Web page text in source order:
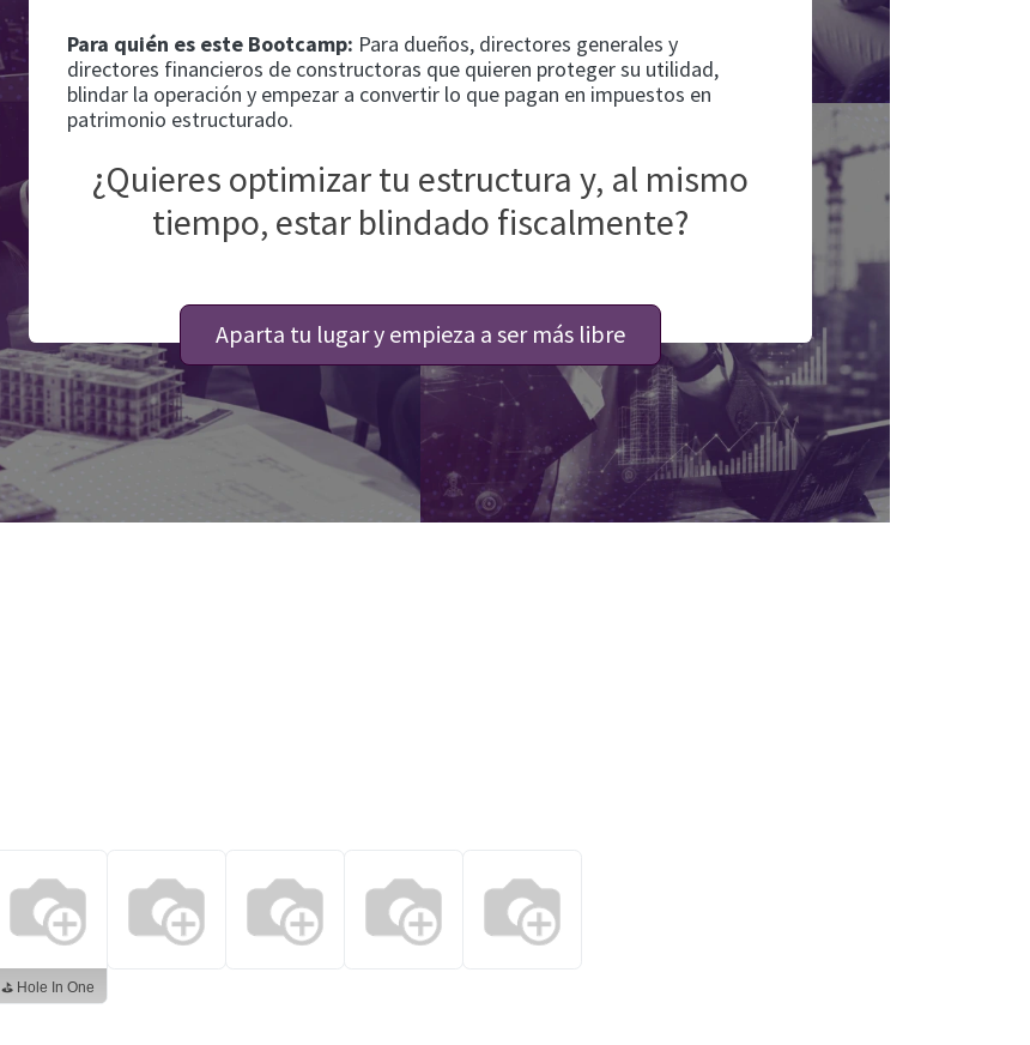
Para quién es este Bootcamp: Para dueños, directores generales y
directores financieros de constructoras que quieren proteger su utilidad,
blindar la operación y empezar a convertir lo que pagan en impuestos en
patrimonio estructurado.
¿Quieres optimizar tu estructura y, al mismo
tiempo, estar blindado fiscalmente?
Aparta tu lugar y empieza a ser más libre
⛳ Hole In One